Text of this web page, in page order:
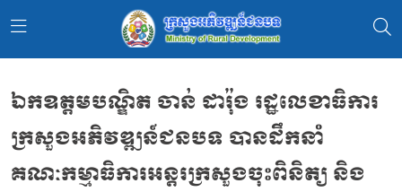
ឯកឧត្តមបណ្ឌិត ចាន់ ដារ៉ុង រដ្ឋលេខាធិការ
ក្រសួងអភិវឌ្ឍន៍ជនបទ បានដឹកនាំ
គណៈកម្មាធិការអន្តរក្រសួងចុះពិនិត្យ និង